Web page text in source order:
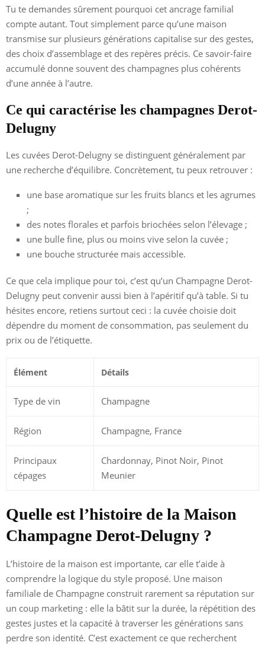
Tu te demandes sûrement pourquoi cet ancrage familial
compte autant. Tout simplement parce qu’une maison
transmise sur plusieurs générations capitalise sur des gestes,
des choix d’assemblage et des repères précis. Ce savoir-faire
accumulé donne souvent des champagnes plus cohérents
d’une année à l’autre.
Ce qui caractérise les champagnes Derot-
Delugny
Les cuvées Derot-Delugny se distinguent généralement par
une recherche d’équilibre. Concrètement, tu peux retrouver :
une base aromatique sur les fruits blancs et les agrumes
;
des notes florales et parfois briochées selon l’élevage ;
une bulle fine, plus ou moins vive selon la cuvée ;
une bouche structurée mais accessible.
Ce que cela implique pour toi, c’est qu’un Champagne Derot-
Delugny peut convenir aussi bien à l’apéritif qu’à table. Si tu
hésites encore, retiens surtout ceci : la cuvée choisie doit
dépendre du moment de consommation, pas seulement du
prix ou de l’étiquette.
Élément Détails
Type de vin Champagne
Région Champagne, France
Principaux
cépages
Chardonnay, Pinot Noir, Pinot
Meunier
Quelle est l’histoire de la Maison
Champagne Derot-Delugny ?
L’histoire de la maison est importante, car elle t’aide à
comprendre la logique du style proposé. Une maison
familiale de Champagne construit rarement sa réputation sur
un coup marketing : elle la bâtit sur la durée, la répétition des
gestes justes et la capacité à traverser les générations sans
perdre son identité. C’est exactement ce que recherchent